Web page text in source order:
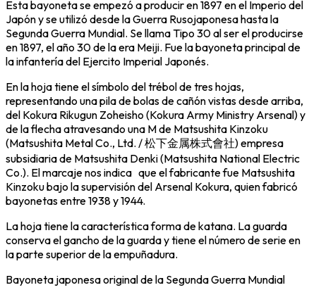
Esta bayoneta se empezó a producir en 1897 en el Imperio del
Japón y se utilizó desde la Guerra Rusojaponesa hasta la
Segunda Guerra Mundial. Se llama Tipo 30 al ser el producirse
en 1897, el año 30 de la era Meiji. Fue la bayoneta principal de
la infantería del Ejercito Imperial Japonés.
En la hoja tiene el símbolo del trébol de tres hojas,
representando una pila de bolas de cañón vistas desde arriba,
del Kokura Rikugun Zoheisho (Kokura Army Ministry Arsenal) y
de la flecha atravesando una M de Matsushita Kinzoku
(Matsushita Metal Co., Ltd. / 松下金属株式會社) empresa
subsidiaria de Matsushita Denki (Matsushita National Electric
Co.). El marcaje nos indica que el fabricante fue Matsushita
Kinzoku bajo la supervisión del Arsenal Kokura, quien fabricó
bayonetas entre 1938 y 1944.
La hoja tiene la característica forma de katana. La guarda
conserva el gancho de la guarda y tiene el número de serie en
la parte superior de la empuñadura.
Bayoneta japonesa original de la Segunda Guerra Mundial